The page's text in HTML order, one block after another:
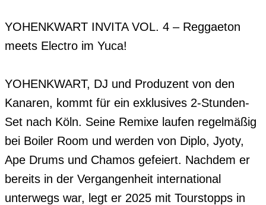
YOHENKWART INVITA VOL. 4 – Reggaeton
meets Electro im Yuca!
YOHENKWART, DJ und Produzent von den
Kanaren, kommt für ein exklusives 2-Stunden-
Set nach Köln. Seine Remixe laufen regelmäßig
bei Boiler Room und werden von Diplo, Jyoty,
Ape Drums und Chamos gefeiert. Nachdem er
bereits in der Vergangenheit international
unterwegs war, legt er 2025 mit Tourstopps in